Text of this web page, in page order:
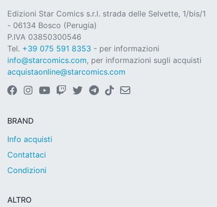
Edizioni Star Comics s.r.l. strada delle Selvette, 1/bis/1
- 06134 Bosco (Perugia)
P.IVA 03850300546
Tel. +39 075 591 8353 - per informazioni
info@starcomics.com, per informazioni sugli acquisti
acquistaonline@starcomics.com
BRAND
Info acquisti
Contattaci
Condizioni
ALTRO